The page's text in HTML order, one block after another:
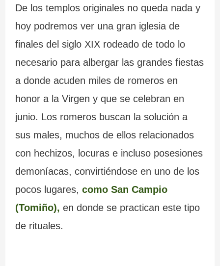
De los templos originales no queda nada y
hoy podremos ver una gran iglesia de
finales del siglo XIX rodeado de todo lo
necesario para albergar las grandes fiestas
a donde acuden miles de romeros en
honor a la Virgen y que se celebran en
junio. Los romeros buscan la solución a
sus males, muchos de ellos relacionados
con hechizos, locuras e incluso posesiones
demoníacas, convirtiéndose en uno de los
pocos lugares, como San Campio
(Tomiño), en donde se practican este tipo
de rituales.